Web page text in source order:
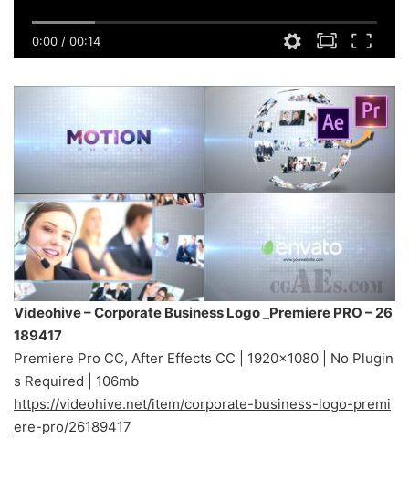
0:00 / 00:14
Videohive – Corporate Business Logo _Premiere PRO – 26
189417
Premiere Pro CC, After Effects CC | 1920×1080 | No Plugin
s Required | 106mb
https://videohive.net/item/corporate-business-logo-premi
ere-pro/26189417